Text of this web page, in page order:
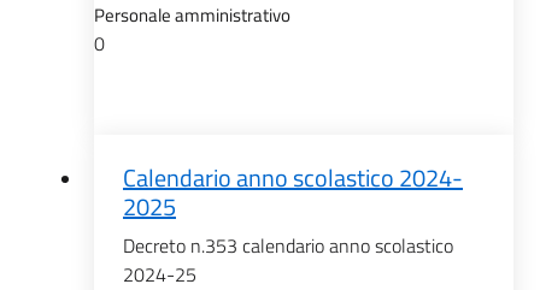
Personale amministrativo
0
Calendario anno scolastico 2024-
2025
Decreto n.353 calendario anno scolastico
2024-25